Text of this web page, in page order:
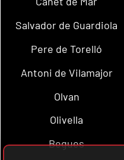
Salvador de Guardiola
Pere de Torelló
Antoni de Vilamajor
Olvan
Olivella
Begues